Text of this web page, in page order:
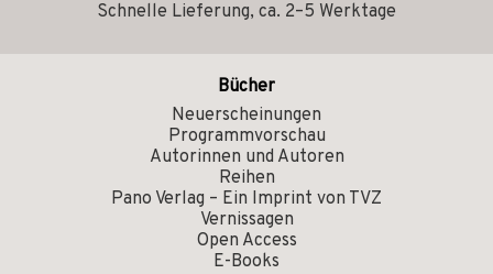
Schnelle Lieferung, ca. 2–5 Werktage
Bücher
Neuerscheinungen
Programmvorschau
Autorinnen und Autoren
Reihen
Pano Verlag – Ein Imprint von TVZ
Vernissagen
Open Access
E-Books